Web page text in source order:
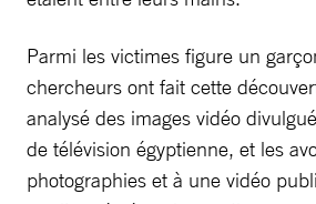
Parmi les victimes figure un
chercheurs ont fait cette
analysé des images vidéo
de télévision égyptienne, et les
photographies et à une vidéo